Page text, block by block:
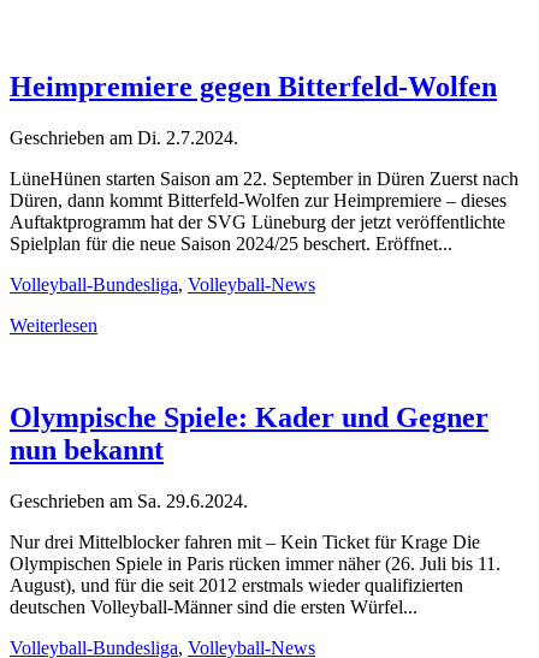
Heimpremiere gegen Bitterfeld-Wolfen
Geschrieben am Di. 2.7.2024.
LüneHünen starten Saison am 22. September in Düren Zuerst nach
Düren, dann kommt Bitterfeld-Wolfen zur Heimpremiere – dieses
Auftaktprogramm hat der SVG Lüneburg der jetzt veröffentlichte
Spielplan für die neue Saison 2024/25 beschert. Eröffnet...
Volleyball-Bundesliga, Volleyball-News
Weiterlesen
Olympische Spiele: Kader und Gegner
nun bekannt
Geschrieben am Sa. 29.6.2024.
Nur drei Mittelblocker fahren mit – Kein Ticket für Krage Die
Olympischen Spiele in Paris rücken immer näher (26. Juli bis 11.
August), und für die seit 2012 erstmals wieder qualifizierten
deutschen Volleyball-Männer sind die ersten Würfel...
Volleyball-Bundesliga, Volleyball-News